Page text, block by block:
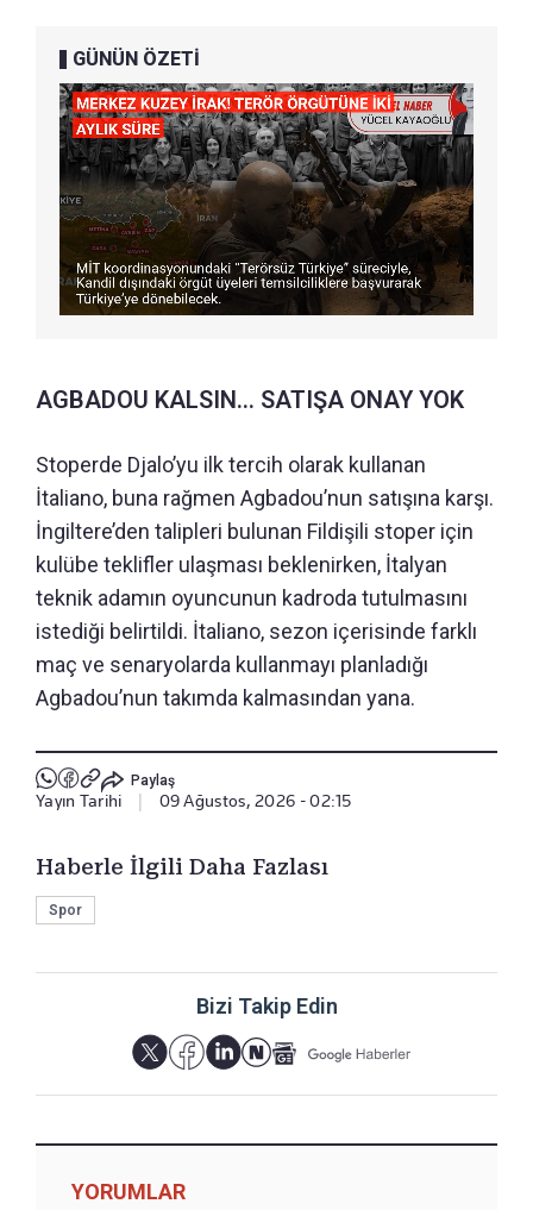
GÜNÜN ÖZETİ
AGBADOU KALSIN... SATIŞA ONAY YOK
Stoperde Djalo’yu ilk tercih olarak kullanan
İtaliano, buna rağmen Agbadou’nun satışına karşı.
İngiltere’den talipleri bulunan Fildişili stoper için
kulübe teklifler ulaşması beklenirken, İtalyan
teknik adamın oyuncunun kadroda tutulmasını
istediği belirtildi. İtaliano, sezon içerisinde farklı
maç ve senaryolarda kullanmayı planladığı
Agbadou’nun takımda kalmasından yana.
Paylaş
Yayın Tarihi 09 Ağustos, 2026 - 02:15
Haberle İlgili Daha Fazlası
Spor
Bizi Takip Edin
YORUMLAR